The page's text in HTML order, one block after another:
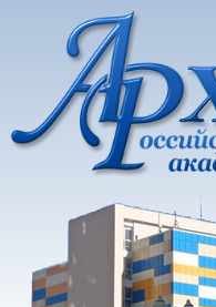
основному
содержанию